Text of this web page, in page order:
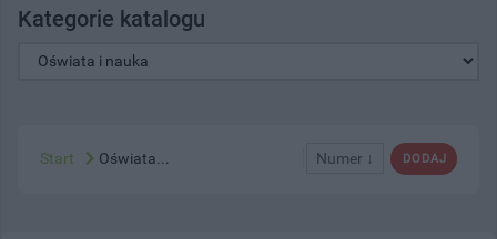
Kategorie katalogu
DODAJ
Numer ↓
Start Oświata...